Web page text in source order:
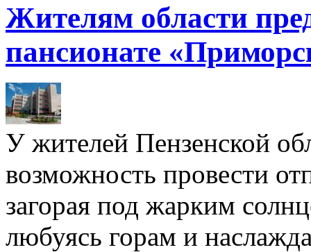
Жителям области
пансионате
У жителей Пензенской
возможность провести
загорая под жарким
любуясь горам и